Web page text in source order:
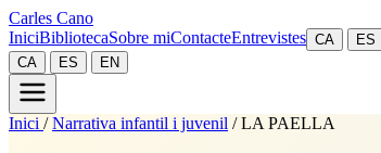
Carles Cano
IniciBibliotecaSobre miContacteEntrevistes CA ES
CA
ES EN
Inici / Narrativa infantil i juvenil / LA PAELLA